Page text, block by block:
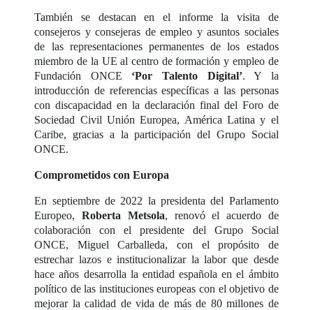
También se destacan en el informe la visita de
consejeros y consejeras de empleo y asuntos sociales
de las representaciones permanentes de los estados
miembro de la UE al centro de formación y empleo de
Fundación ONCE ‘Por Talento Digital’. Y la
introducción de referencias específicas a las personas
con discapacidad en la declaración final del Foro de
Sociedad Civil Unión Europea, América Latina y el
Caribe, gracias a la participación del Grupo Social
ONCE.
Comprometidos con Europa
En septiembre de 2022 la presidenta del Parlamento
Europeo,Roberta Metsola, renovó el acuerdo de
colaboración con el presidente del Grupo Social
ONCE, Miguel Carballeda, con el propósito de
estrechar lazos e institucionalizar la labor que desde
hace años desarrolla la entidad española en el ámbito
político de las instituciones europeas con el objetivo de
mejorar la calidad de vida de más de 80 millones de